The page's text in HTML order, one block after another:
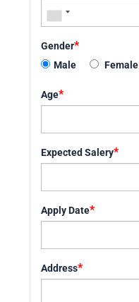
Gender*
Male Female
Age*
Expected Salery*
Apply Date*
Address*